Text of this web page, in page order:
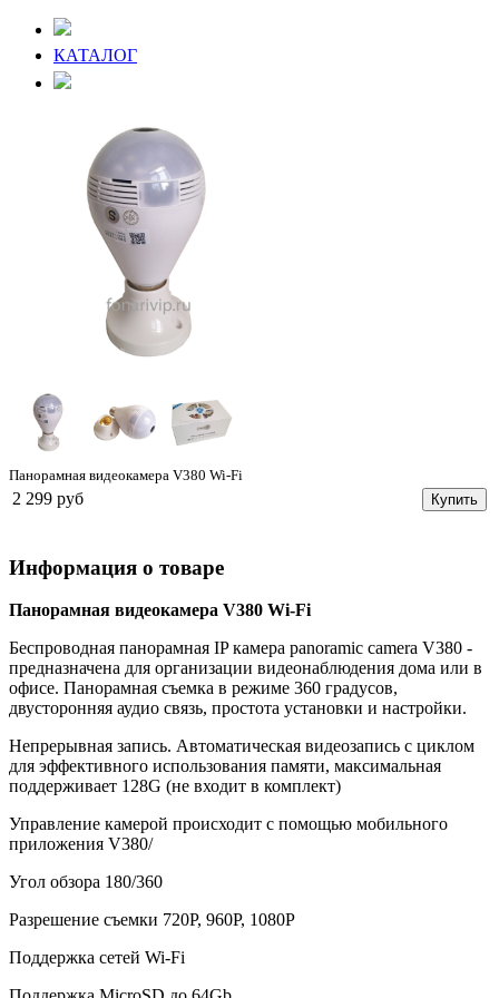
КАТАЛОГ
Панорамная видеокамера V380 Wi-Fi
2 299 руб Купить
Информация о товаре
Панорамная видеокамера V380 Wi-Fi
Беспроводная панорамная IP камера panoramic camera V380 -
предназначена для организации видеонаблюдения дома или в
офисе. Панорамная съемка в режиме 360 градусов,
двусторонняя аудио связь, простота установки и настройки.
Непрерывная запись. Автоматическая видеозапись с циклом
для эффективного использования памяти, максимальная
поддерживает 128G (не входит в комплект)
Управление камерой происходит с помощью мобильного
приложения V380/
Угол обзора 180/360
Разрешение съемки 720P, 960P, 1080P
Поддержка сетей Wi-Fi